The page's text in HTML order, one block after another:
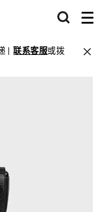
|联系客服或拨